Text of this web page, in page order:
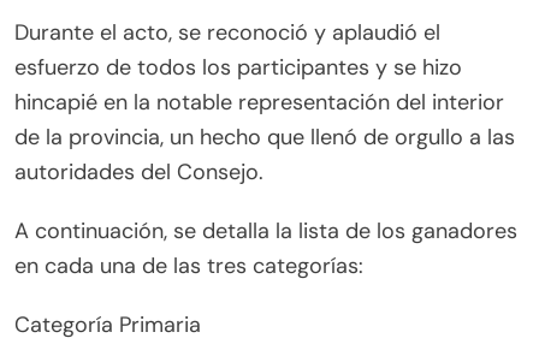
Durante el acto, se reconoció y aplaudió el
esfuerzo de todos los participantes y se hizo
hincapié en la notable representación del interior
de la provincia, un hecho que llenó de orgullo a las
autoridades del Consejo.
A continuación, se detalla la lista de los ganadores
en cada una de las tres categorías:
Categoría Primaria